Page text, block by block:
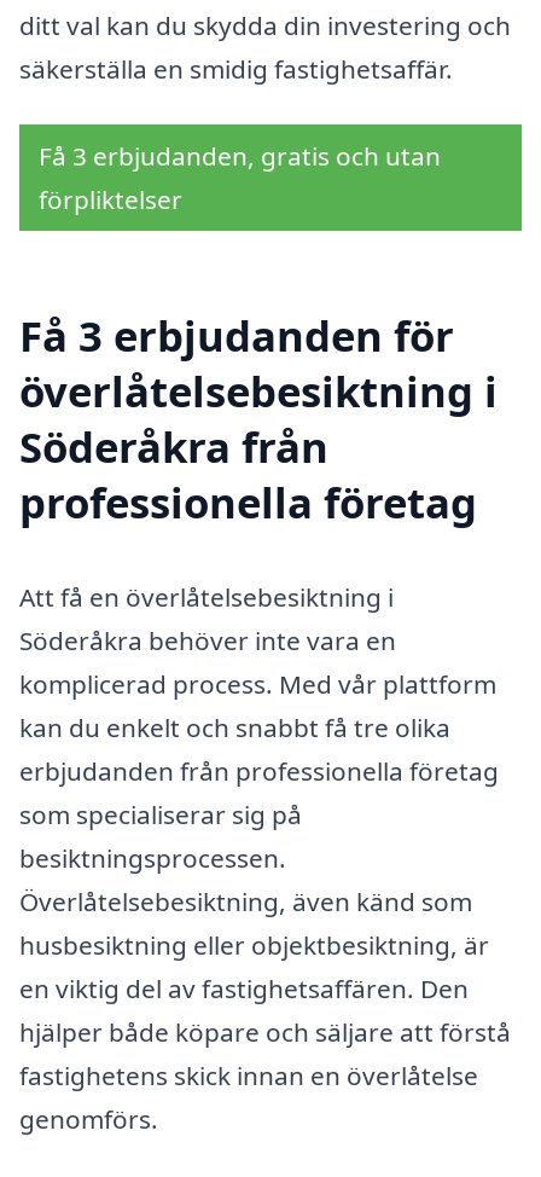
ditt val kan du skydda din investering och
säkerställa en smidig fastighetsaffär.
Få 3 erbjudanden, gratis och utan
förpliktelser
Få 3 erbjudanden för
överlåtelsebesiktning i
Söderåkra från
professionella företag
Att få en överlåtelsebesiktning i
Söderåkra behöver inte vara en
komplicerad process. Med vår plattform
kan du enkelt och snabbt få tre olika
erbjudanden från professionella företag
som specialiserar sig på
besiktningsprocessen.
Överlåtelsebesiktning, även känd som
husbesiktning eller objektbesiktning, är
en viktig del av fastighetsaffären. Den
hjälper både köpare och säljare att förstå
fastighetens skick innan en överlåtelse
genomförs.